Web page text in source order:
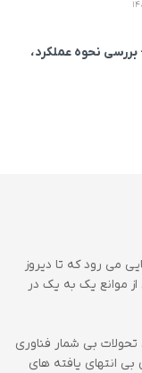
نحوه عملکرد،
می رود که تا دیروز
موانع یک به یک در
بی شمار فناوری
انتهای یافته های